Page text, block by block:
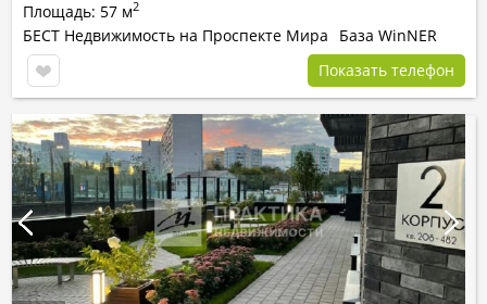
Площадь: 57 м2
БЕСТ Недвижимость на Проспекте Мира
База WinNER
Показать телефон